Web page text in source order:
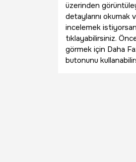
üzerinden
detaylarını okumak
incelemek
tıklayabilirsiniz.
görmek için Daha
butonunu